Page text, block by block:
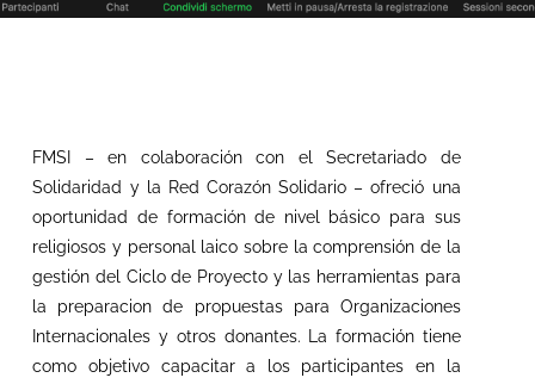
FMSI – en colaboración con el Secretariado de
Solidaridad y la Red Corazón Solidario – ofreció una
oportunidad de formación de nivel básico para sus
religiosos y personal laico sobre la comprensión de la
gestión del Ciclo de Proyecto y las herramientas para
la preparacion de propuestas para Organizaciones
Internacionales y otros donantes. La formación tiene
como objetivo capacitar a los participantes en la